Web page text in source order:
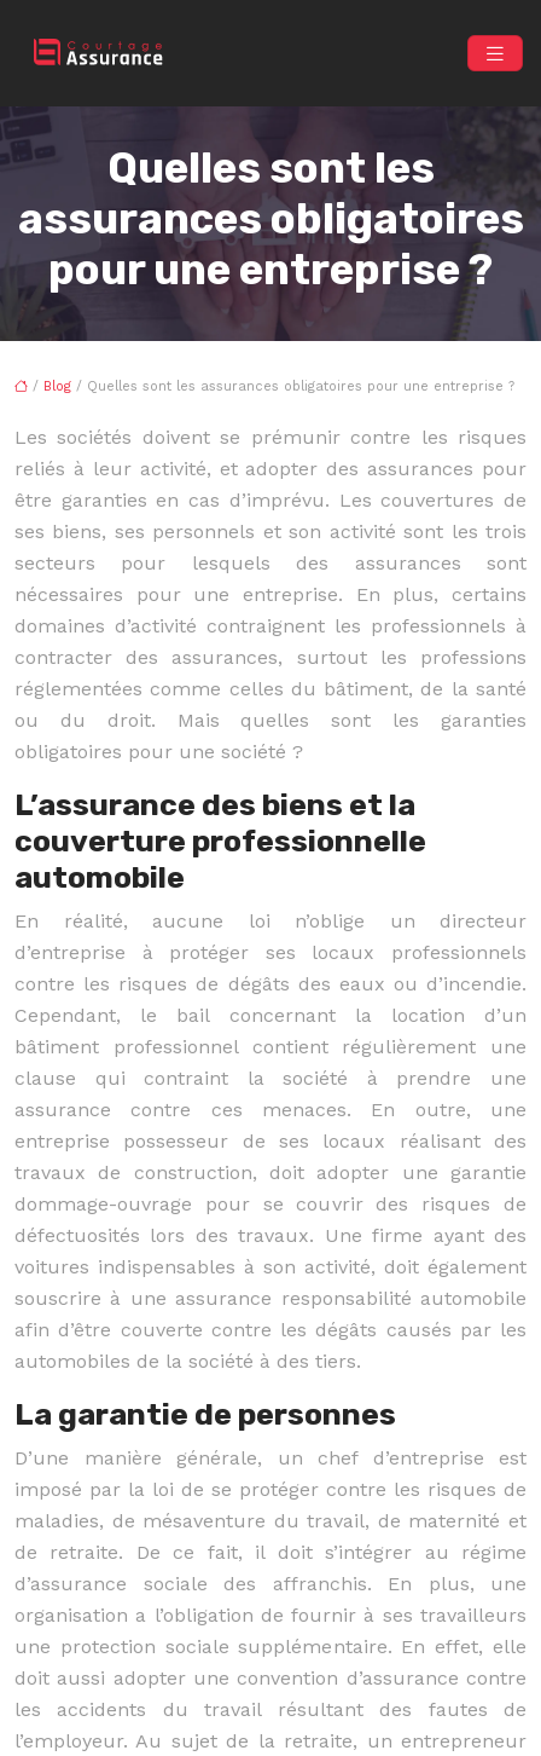
Quelles sont les
assurances obligatoires
pour une entreprise ?
/ Blog / Quelles sont les assurances obligatoires pour une entreprise ?
Les sociétés doivent se prémunir contre les risques
reliés à leur activité, et adopter des assurances pour
être garanties en cas d’imprévu. Les couvertures de
ses biens, ses personnels et son activité sont les trois
secteurs pour lesquels des assurances sont
nécessaires pour une entreprise. En plus, certains
domaines d’activité contraignent les professionnels à
contracter des assurances, surtout les professions
réglementées comme celles du bâtiment, de la santé
ou du droit. Mais quelles sont les garanties
obligatoires pour une société ?
L’assurance des biens et la
couverture professionnelle
automobile
En réalité, aucune loi n’oblige un directeur
d’entreprise à protéger ses locaux professionnels
contre les risques de dégâts des eaux ou d’incendie.
Cependant, le bail concernant la location d’un
bâtiment professionnel contient régulièrement une
clause qui contraint la société à prendre une
assurance contre ces menaces. En outre, une
entreprise possesseur de ses locaux réalisant des
travaux de construction, doit adopter une garantie
dommage-ouvrage pour se couvrir des risques de
défectuosités lors des travaux. Une firme ayant des
voitures indispensables à son activité, doit également
souscrire à une assurance responsabilité automobile
afin d’être couverte contre les dégâts causés par les
automobiles de la société à des tiers.
La garantie de personnes
D’une manière générale, un chef d’entreprise est
imposé par la loi de se protéger contre les risques de
maladies, de mésaventure du travail, de maternité et
de retraite. De ce fait, il doit s’intégrer au régime
d’assurance sociale des affranchis. En plus, une
organisation a l’obligation de fournir à ses travailleurs
une protection sociale supplémentaire. En effet, elle
doit aussi adopter une convention d’assurance contre
les accidents du travail résultant des fautes de
l’employeur. Au sujet de la retraite, un entrepreneur